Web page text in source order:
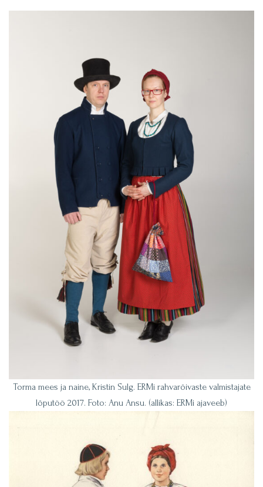
Torma mees ja naine, Kristin Sulg. ERMi rahvarõivaste valmistajate
lõputöö 2017. Foto: Anu Ansu. (allikas: ERMi ajaveeb)